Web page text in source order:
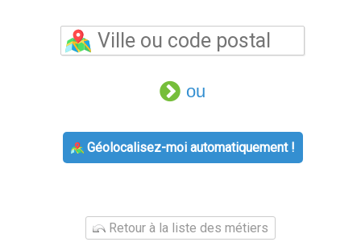
ou
Géolocalisez-moi automatiquement !
Retour à la liste des métiers